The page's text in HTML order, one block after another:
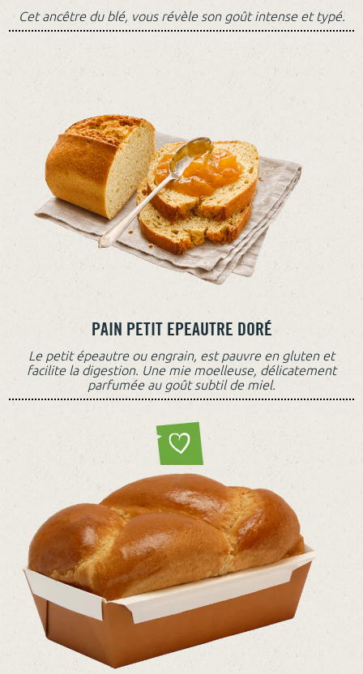
Cet ancêtre du blé, vous révèle son goût intense et typé.
PAIN PETIT EPEAUTRE DORÉ
Le petit épeautre ou engrain, est pauvre en gluten et
facilite la digestion. Une mie moelleuse, délicatement
parfumée au goût subtil de miel.